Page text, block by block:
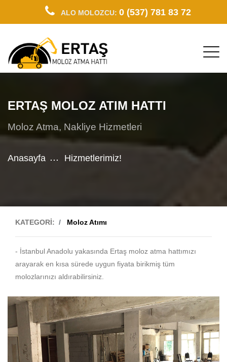
ALO MOLOZCU: 0 (537) 781 83 72
ERTAŞ MOLOZ ATIM HATTI
Moloz Atma, Nakliye Hizmetleri
Anasayfa Hizmetlerimiz!
KATEGORİ: Moloz Atımı
- İstanbul Anadolu yakasında Ertaş moloz atma hattımızı
arayarak en kısa sürede uygun fiyata birikmiş tüm
molozlarınızı aldırabilirsiniz.